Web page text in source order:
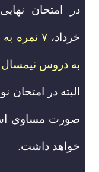
در امتحان
خرداد، ۷ نمره به دروس نیمسال اول
به دروس
البته در
خواهد داشت.